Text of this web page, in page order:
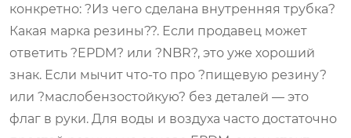
конкретно: ?Из чего сделана внутренняя трубка?
Какая марка резины??. Если продавец может
ответить ?EPDM? или ?NBR?, это уже хороший
знак. Если мычит что-то про ?пищевую резину?
или ?маслобензостойкую? без деталей — это
флаг в руки. Для воды и воздуха часто достаточно